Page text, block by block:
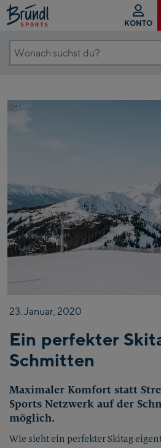
KONTO
Wonach
23.Januar,2020
Ein perfekter
Schmitten
Maximaler Komfort statt
Sports Netzwerk auf der
möglich.
Wie sieht ein perfekter Skitag
©